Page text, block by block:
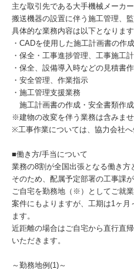
主な取引先である大手機械メーカ
搬送機器の設置に伴う施工管理、
具体的な業務内容は以下となります
・CADを使用した施工計画書の作
・保全・工事進捗管理、工事施工
・保全、設備導入時などの見積書
・安全管理、作業指示
・施工管理支援業務
施工計画書の作成・安全書類作
※建物の改変を伴う業務は含みませ
※工事作業については、協力会社へ
■働き方/手当について
業務の8割が全国出張となる働き方
そのため、配属予定部署の工事課
ご自宅を勤務地（※）としてご就業
案件にもよりますが、工期は1ヶ
ます。
近距離の場合はご自宅から直行直
いただきます。
～勤務地例(1)～